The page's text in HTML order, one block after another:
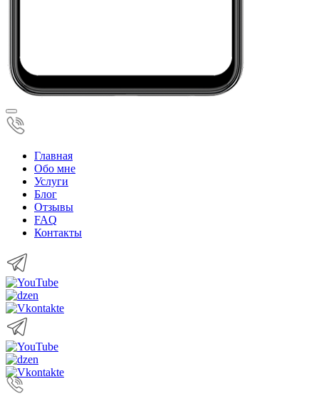
Главная
Обо мне
Услуги
Блог
Отзывы
FAQ
Контакты